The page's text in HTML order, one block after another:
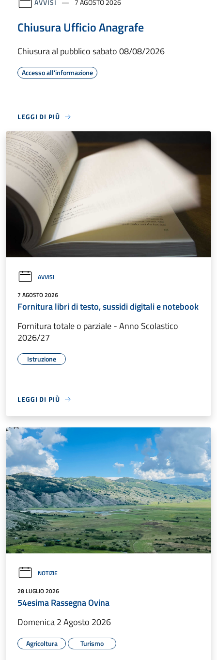
Chiusura Ufficio Anagrafe
Chiusura al pubblico sabato 08/08/2026
Accesso all'informazione
LEGGI DI PIÙ
AVVISI
7 AGOSTO 2026
Fornitura libri di testo, sussidi digitali e notebook
Fornitura totale o parziale - Anno Scolastico
2026/27
Istruzione
LEGGI DI PIÙ
NOTIZIE
28 LUGLIO 2026
54esima Rassegna Ovina
Domenica 2 Agosto 2026
Agricoltura Turismo